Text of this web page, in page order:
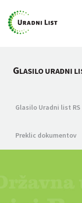
GLASILO URADNI
Glasilo Uradni list RS
Preklic dokumentov